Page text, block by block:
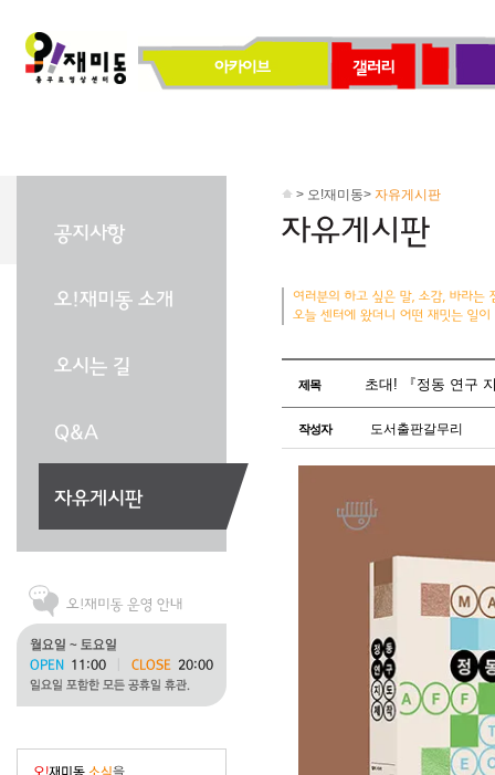
> 오!재미동> 자유게시판
제목 초대! 『정동 연구
작성자 도서출판갈무리